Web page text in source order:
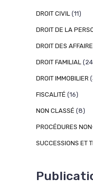
DROIT CIVIL (11)
DROIT DE LA
DROIT DES
DROIT FAMILIAL
DROIT IMMOBILIER
FISCALITÉ (16)
NON CLASSÉ (8)
PROCÉDURES
SUCCESSIONS ET